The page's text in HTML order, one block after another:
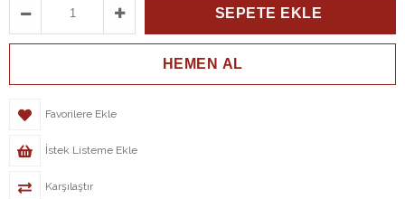
Favorilere Ekle
İstek Listeme Ekle
Karşılaştır